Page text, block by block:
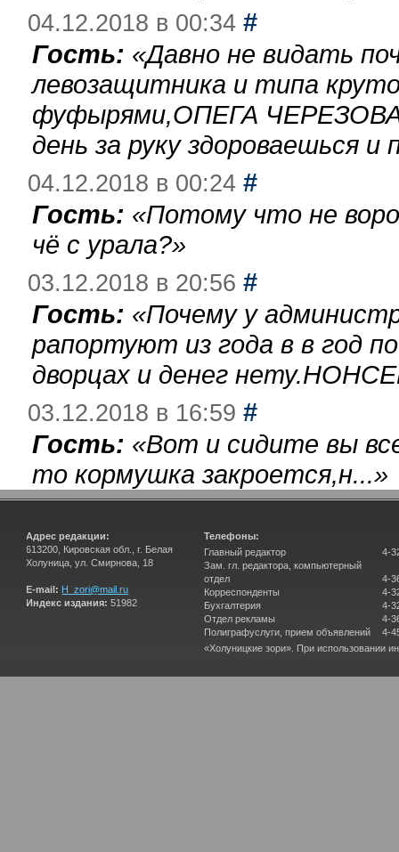
04.12.2018 в 00:34 #
Гость: «Давно не видать
левозащитника и типа
фуфырями,ОПЕГА
день за руку здороваешься
04.12.2018 в 00:24 #
Гость: «Потому что не
чё с урала?»
03.12.2018 в 20:56 #
Гость: «Почему у
рапортуют из года в в год
дворцах и денег
03.12.2018 в 16:59 #
Гость: «Вот и сидите вы
то кормушка закроется,н...»
Адрес редакции:
613200, Кировская обл., г. Белая
Холуница, ул. Смирнова, 18
E-mail: H_zori@mail.ru
Индекс издания: 51982
Телефоны:
Главный редактор
Зам. гл. редактора, компьютерный
отдел
Корреспонденты
Бухгалтерия
Отдел рекламы
Полиграфуслуги, прием объявлений
4-
4-
4-
4-
4-
4-
«Холуницкие зори». При использовании